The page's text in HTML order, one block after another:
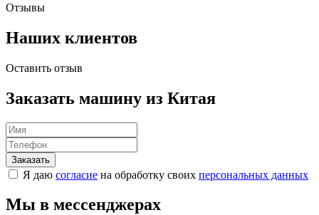
Отзывы
Наших клиентов
Оставить отзыв
Заказать машину из Китая
Я даю согласие на обработку своих персональных данных
Мы в мессенджерах